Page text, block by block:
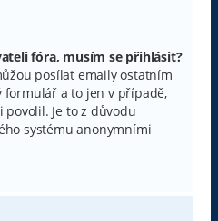
fóra, musím se přihlásit?
posílat emaily ostatním
formulář a to jen v případě,
Je to z důvodu
systému anonymními